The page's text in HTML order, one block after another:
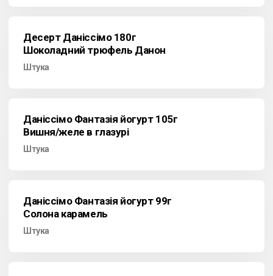
Десерт Даніссімо 180г
Шоколадний трюфель Данон
Штука
Даніссімо Фантазія йогурт 105г
Вишня/желе в глазурі
Штука
Даніссімо Фантазія йогурт 99г
Солона карамель
Штука